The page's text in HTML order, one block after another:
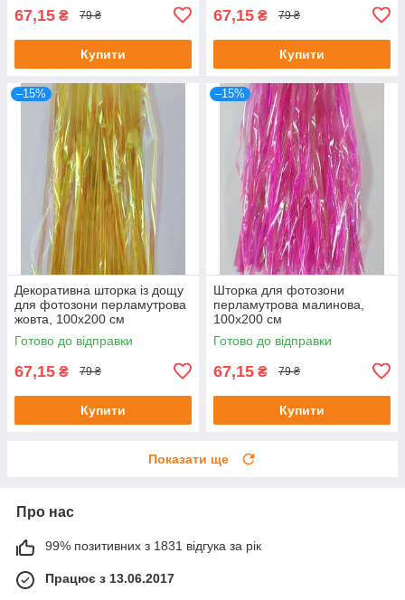
67,15 ₴ 79 ₴
Купити
67,15 ₴ 79 ₴
Купити
–15%
Декоративна шторка із дощу
для фотозони перламутрова
жовта, 100х200 см
Готово до відправки
67,15 ₴ 79 ₴
Купити
–15%
Шторка для фотозони
перламутрова малинова,
100х200 см
Готово до відправки
67,15 ₴ 79 ₴
Купити
Показати ще
Про нас
99% позитивних з 1831 відгука за рік
Працює з 13.06.2017